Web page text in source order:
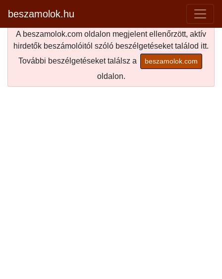
beszamolok.hu
A beszamolok.com oldalon megjelent ellenőrzött, aktív
hirdetők beszámolóitól szóló beszélgetéseket találod itt.
További beszélgetéseket találsz a
beszamolok.com
oldalon.